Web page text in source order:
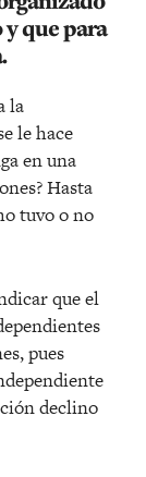
que para
la
le hace
en una
Hasta
tuvo o no
que el
pues
declino